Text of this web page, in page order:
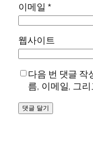
이메일 *
웹사이트
다음 번 댓글 작
름, 이메일, 그